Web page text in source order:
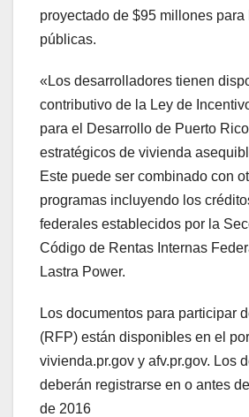
proyectado de $95 millones para
públicas.
«Los desarrolladores tienen
contributivo de la Ley de
para el Desarrollo de Puerto
estratégicos de vivienda
Este puede ser combinado con
programas incluyendo los
federales establecidos por la
Código de Rentas Internas
Lastra Power.
Los documentos para participar
(RFP) están disponibles en el
vivienda.pr.gov y afv.pr.gov. Los
deberán registrarse en o antes
de 2016